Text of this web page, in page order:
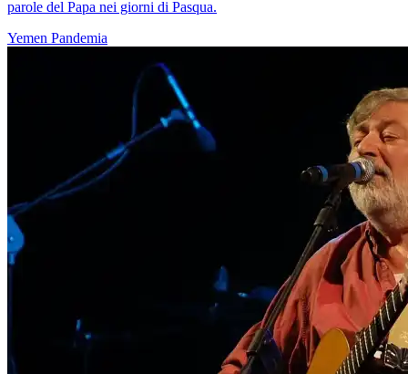
parole del Papa nei giorni di Pasqua.
Yemen Pandemia